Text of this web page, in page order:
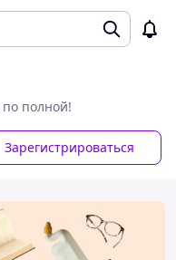
полной!
Зарегистрироваться